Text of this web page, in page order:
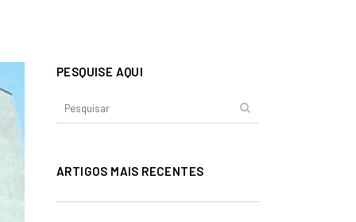
PESQUISE AQUI
ARTIGOS MAIS RECENTES